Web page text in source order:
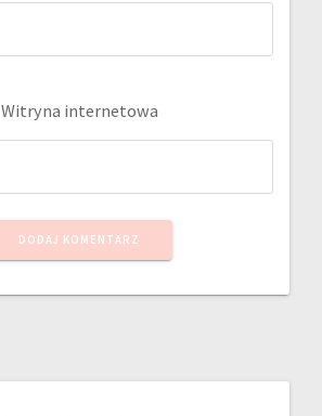
Witryna internetowa